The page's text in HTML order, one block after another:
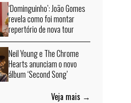
‘Dominguinho’: João Gomes
revela como foi montar
repertório de nova tour
Neil Young e The Chrome
Hearts anunciam o novo
álbum ‘Second Song’
Veja mais →